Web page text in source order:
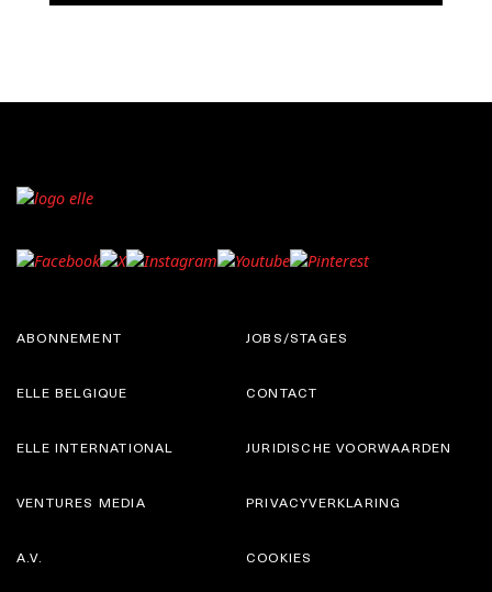
ABONNEMENT
ELLE BELGIQUE
JOBS/STAGES
CONTACT
ELLE INTERNATIONAL
VENTURES MEDIA
JURIDISCHE VOORWAARDEN
PRIVACYVERKLARING
A.V. COOKIES